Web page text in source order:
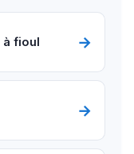
à fioul →
→